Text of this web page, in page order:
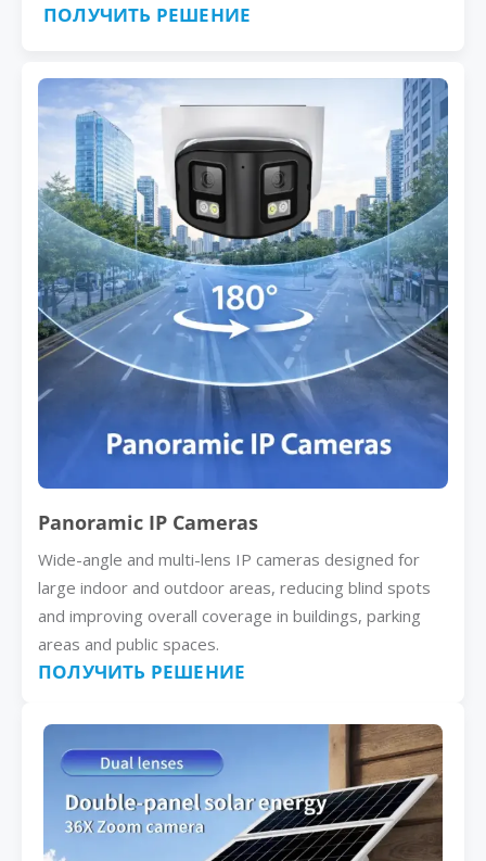
ПОЛУЧИТЬ РЕШЕНИЕ
Panoramic IP Cameras
Wide-angle and multi-lens IP cameras designed for
large indoor and outdoor areas, reducing blind spots
and improving overall coverage in buildings, parking
areas and public spaces.
ПОЛУЧИТЬ РЕШЕНИЕ